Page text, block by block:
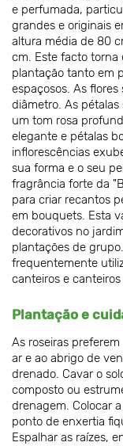
e perfumada,
grandes e originais
altura média de 80
cm. Este facto torna
plantação tanto em
espaçosos. As
diâmetro. As
um tom rosa
elegante e pétalas
inflorescências
sua forma e o seu
fragrância forte da
para criar recantos
em bouquets. Esta
decorativos no
plantações de
frequentemente
canteiros e
Plantação e
As roseiras
ar e ao abrigo de
drenado. Cavar o
composto ou
drenagem. Colocar
ponto de enxertia
Espalhar as raízes,